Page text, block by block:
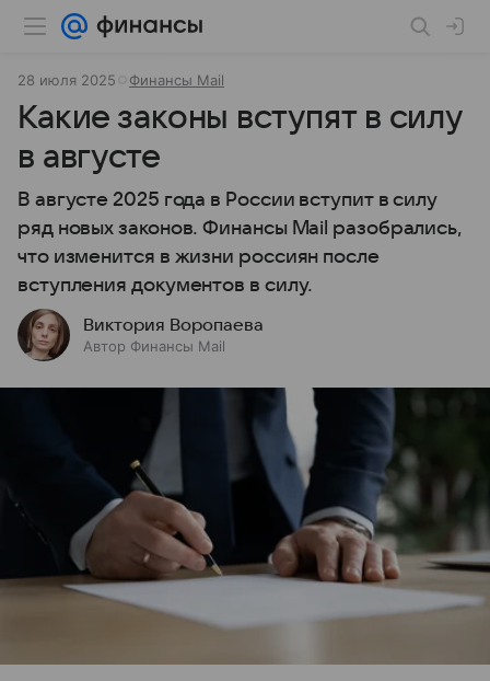
28 июля 2025 Финансы Mail
Какие законы вступят в силу
в августе
В августе 2025 года в России вступит в силу
ряд новых законов. Финансы Mail разобрались,
что изменится в жизни россиян после
вступления документов в силу.
Виктория Воропаева
Автор Финансы Mail